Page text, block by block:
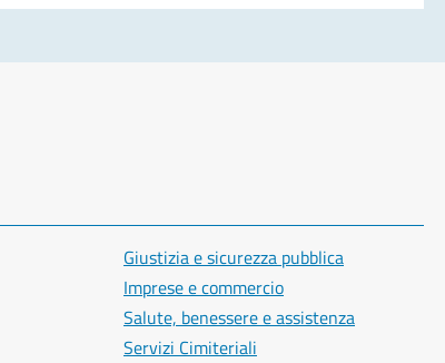
Giustizia e sicurezza pubblica
Imprese e commercio
Salute, benessere e assistenza
Servizi Cimiteriali